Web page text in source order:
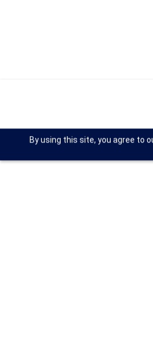
By using this site, you agree to